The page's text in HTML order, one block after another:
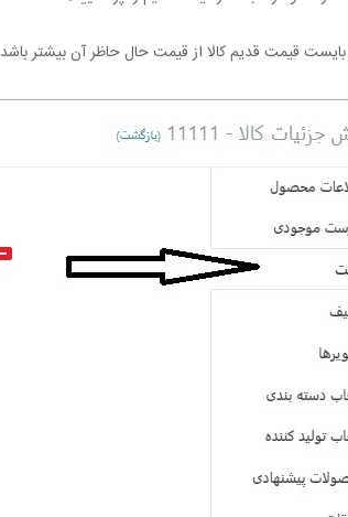
قیمت قدیم کالا از قیمت حال حاظر آن بیشتر باشد